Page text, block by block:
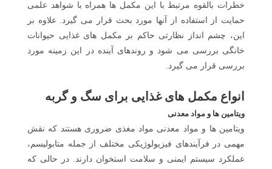
خطرات بالقوه مرتبط با این مکمل ها همراه با شواهد علمی
حمایت از استفاده از آنها مورد بحث قرار می گیرد. علاوه بر
این، چشم انداز نظارتی حاکم بر مکمل های غذایی حیوانات
خانگی بررسی می شود و روندهای آینده در این زمینه مورد
بررسی قرار می گیرد.
انواع مکمل های غذایی برای سگ و گربه
ویتامین ها و مواد معدنی
ویتامین ها و مواد معدنی مواد مغذی ضروری هستند که نقش
مهمی در فرآیندهای فیزیولوژیکی مختلف از جمله متابولیسم،
عملکرد سیستم ایمنی و سلامت استخوان دارند. در حالی که